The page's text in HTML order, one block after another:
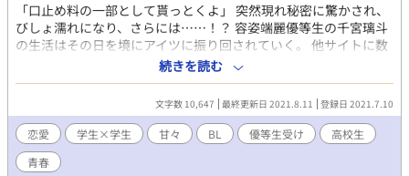
「口止め料の一部として貰っとくよ」 突然現れ秘密に驚かされ、
びしょ濡れになり、さらには……！？ 容姿端麗優等生の千宮璃斗
の生活はその日を境にアイツに振り回されていく。 他サイトに数
年前執筆並びに投稿させて頂いてました。 PCからの投稿がなかな
か出来ず、改めてリメイクしてこちらで投稿させて頂きます。
続きを読む
文字数 10,647 最終更新日 2021.8.11 登録日 2021.7.10
恋愛 学生×学生 甘々 BL 優等生受け
高校生
青春